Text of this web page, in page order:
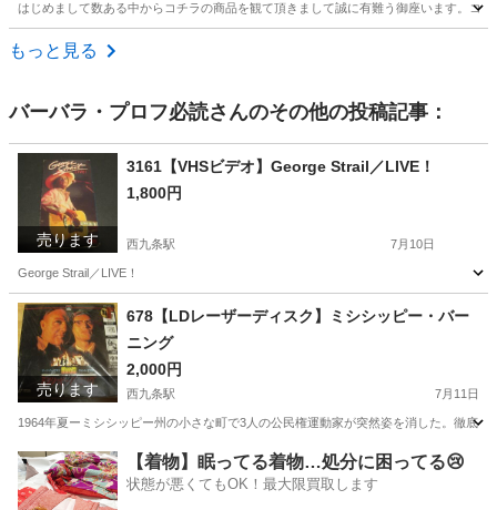
はじめまして数ある中からコチラの商品を観て頂きまして誠に有難う御座います。コ
大阪 大阪市
もっと見る
バーバラ・プロフ必読さんのその他の投稿記事：
売ります
3161【VHSビデオ】George Strail／LIVE！
1,800円
西九条駅 7月10日
George Strail／LIVE！
大阪 大阪市 西九条駅 その他
売ります
678【LDレーザーディスク】ミシシッピー・バー
ニング
2,000円
西九条駅 7月11日
1964年夏ーミシシッピー州の小さな町で3人の公民権運動家が突然姿を消した。徹底
大阪 大阪市 西九条駅 DVD/ブルーレイ
【着物】眠ってる着物…処分に困ってる😢
状態が悪くてもOK！最大限買取します